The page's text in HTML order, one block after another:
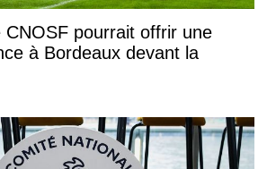
CNOSF pourrait offrir une
à Bordeaux devant la